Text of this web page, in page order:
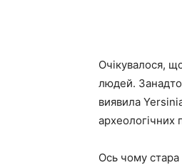
Очікувалося,
людей.
виявила
археологічних
Ось чому стара